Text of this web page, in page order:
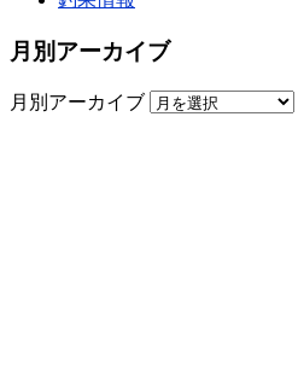
月別アーカイブ
月別アーカイブ